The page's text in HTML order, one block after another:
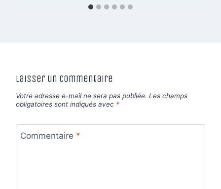
Laisser un commentaire
Votre adresse e-mail ne sera pas publiée. Les champs
obligatoires sont indiqués avec *
Commentaire *